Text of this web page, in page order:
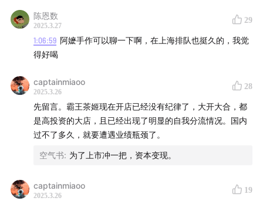
不需要吃其他钙片。
女士气色差、精神不振、关节酸胀首选【女士多元氨
糖】，除了关节的日常养护，还能呵护肌肤，提高免疫
力。
男士体力差、易疲惫、关节僵硬首选【男士多元氨
糖】，除了关节的日常养护，还能增增强体能，恢复精
力。
疯投圈的听众朋友们可以通过以下方式获取听友福利：
点击跳转淘宝专属购买链接sourl.cn
复制淘口令「48💲NXqzeuljRbu✔
圈」然后打开淘宝app
陈恩数
2025.3.27
29
1:06:59 阿嬷手作可以聊一下啊，在上海排队也挺久的，我觉
得好喝
captainmiaoo
2025.3.26
28
先留言。霸王茶姬现在开店已经没有纪律了，大开大合，都
是高投资的大店，且已经出现了明显的自我分流情况。国内
过不了多久，就要遭遇业绩瓶颈了。
空气书: 为了上市冲一把，资本变现。
captainmiaoo
2025.3.26
19